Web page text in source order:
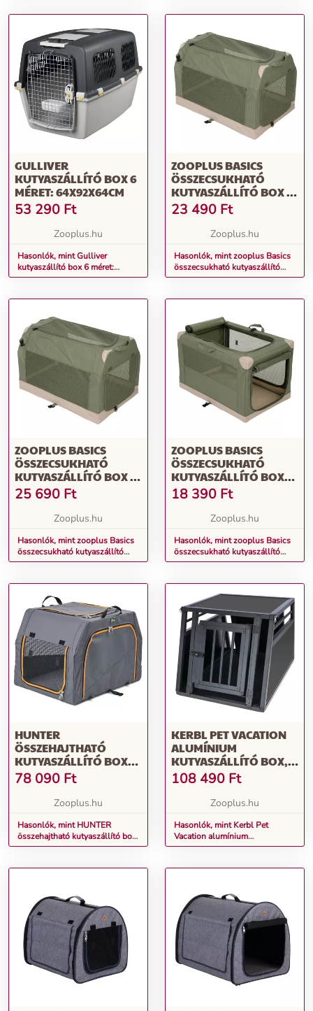
GULLIVER
KUTYASZÁLLÍTÓ BOX 6
MÉRET: 64X92X64CM
53 290 Ft
Zooplus.hu
Hasonlók, mint Gulliver
kutyaszállító box 6 méret:
64x92x64cm
ZOOPLUS BASICS
ÖSSZECSUKHATÓ
KUTYASZÁLLÍTÓ BOX -
M MÉRET: SZ 50,5 X MÉ
76 X MA 48 CM
23 490 Ft
Zooplus.hu
Hasonlók, mint zooplus Basics
összecsukható kutyaszállító
box - M méret: Sz 50,5 x Mé 76 x
ZOOPLUS BASICS
ÖSSZECSUKHATÓ
KUTYASZÁLLÍTÓ BOX -
L MÉRET: SZ 61 X MÉ 91 X
MA 58 CM
25 690 Ft
Zooplus.hu
Hasonlók, mint zooplus Basics
összecsukható kutyaszállító
box - L méret: Sz 61 x Mé 91 x
ZOOPLUS BASICS
ÖSSZECSUKHATÓ
KUTYASZÁLLÍTÓ BOX
76X50,5X48CM
18 390 Ft
Zooplus.hu
Hasonlók, mint zooplus Basics
összecsukható kutyaszállító
box 76x50,5x48cm
HUNTER
ÖSSZEHAJTHATÓ
KUTYASZÁLLÍTÓ BOX
ALUMÍNIUM VÁZZAL,
XL: 106X71X69CM
78 090 Ft
Zooplus.hu
Hasonlók, mint HUNTER
összehajtható kutyaszállító box
alumínium vázzal, XL:
KERBL PET VACATION
ALUMÍNIUM
KUTYASZÁLLÍTÓ BOX,
GRAFITSZÜRKE, 77X 55X
50CM, KUTYA
108 490 Ft
Zooplus.hu
Hasonlók, mint Kerbl Pet
Vacation alumínium
kutyaszállító box, grafitszürke,